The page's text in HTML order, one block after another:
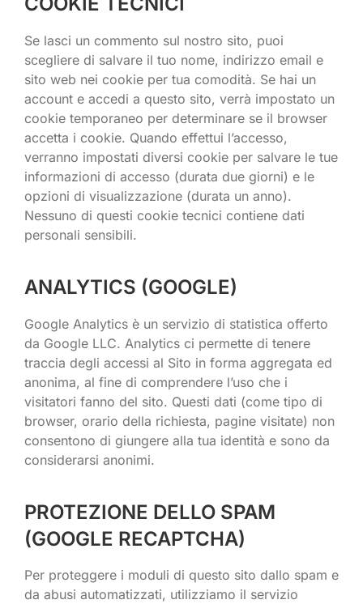
Se lasci un commento sul nostro sito, puoi
scegliere di salvare il tuo nome, indirizzo email e
sito web nei cookie per tua comodità. Se hai un
account e accedi a questo sito, verrà impostato un
cookie temporaneo per determinare se il browser
accetta i cookie. Quando effettui l’accesso,
verranno impostati diversi cookie per salvare le tue
informazioni di accesso (durata due giorni) e le
opzioni di visualizzazione (durata un anno).
Nessuno di questi cookie tecnici contiene dati
personali sensibili.
ANALYTICS (GOOGLE)
Google Analytics è un servizio di statistica offerto
da Google LLC. Analytics ci permette di tenere
traccia degli accessi al Sito in forma aggregata ed
anonima, al fine di comprendere l’uso che i
visitatori fanno del sito. Questi dati (come tipo di
browser, orario della richiesta, pagine visitate) non
consentono di giungere alla tua identità e sono da
considerarsi anonimi.
PROTEZIONE DELLO SPAM
(GOOGLE RECAPTCHA)
Per proteggere i moduli di questo sito dallo spam e
da abusi automatizzati, utilizziamo il servizio